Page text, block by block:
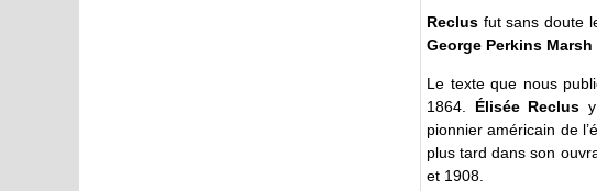
Reclus fut sans doute
George Perkins Marsh
Le texte que nous
1864. Élisée Reclus
pionnier américain de
plus tard dans son
et 1908.